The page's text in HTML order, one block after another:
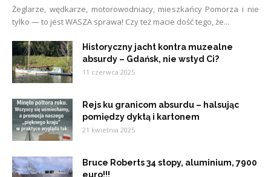
Żeglarze, wędkarze, motorowodniacy, mieszkańcy Pomorza i nie
tylko — to jest WASZA sprawa! Czy też macie dość tego, że...
Historyczny jacht kontra muzealne
absurdy – Gdańsk, nie wstyd Ci?
11 czerwca 2025
Rejs ku granicom absurdu – halsując
pomiędzy dyktą i kartonem
21 kwietnia 2025
Bruce Roberts 34 stopy, aluminium, 7900
euro!!!